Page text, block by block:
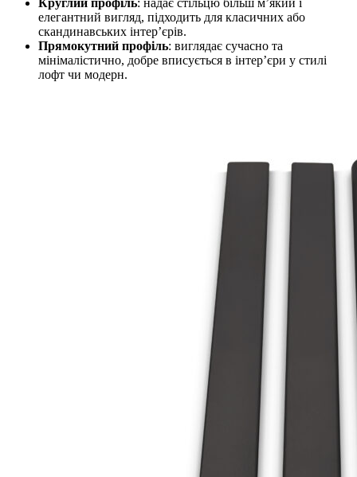
елегантний вигляд, підходить для класичних або
скандинавських інтер’єрів.
Прямокутний профіль: виглядає сучасно та
мінімалістично, добре вписується в інтер’єри у стилі
лофт чи модерн.